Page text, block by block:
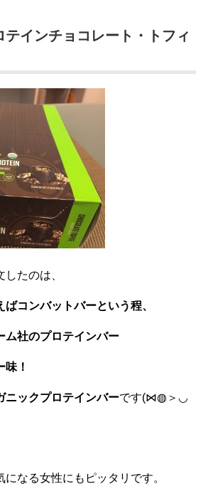
テインチョコレート・トフィ
たのは、
ばコンバットバーという程、
ム社のプロテインバー
！
ニックプロテインバーです(⋈◍＞◡
なる女性にもピッタリです。